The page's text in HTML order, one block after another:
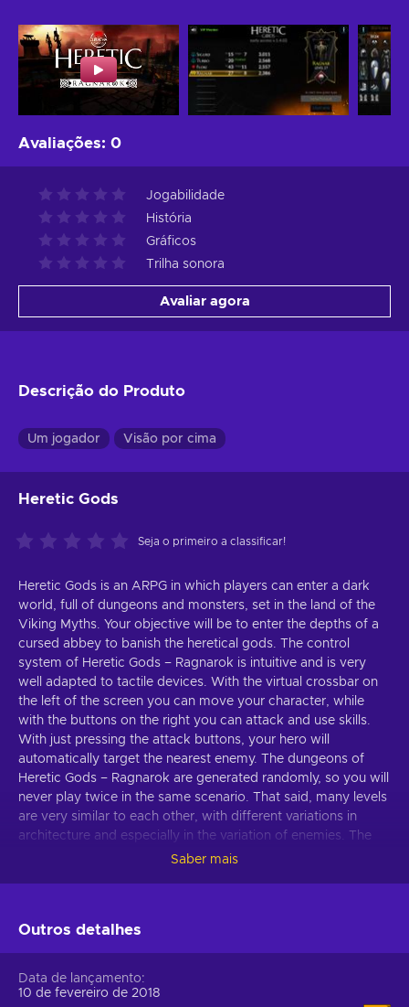
Avaliações: 0
Jogabilidade
História
Gráficos
Trilha sonora
Avaliar agora
Descrição do Produto
Um jogador Visão por cima
Heretic Gods
Seja o primeiro a classificar!
Heretic Gods is an ARPG in which players can enter a dark
world, full of dungeons and monsters, set in the land of the
Viking Myths. Your objective will be to enter the depths of a
cursed abbey to banish the heretical gods. The control
system of Heretic Gods – Ragnarok is intuitive and is very
well adapted to tactile devices. With the virtual crossbar on
the left of the screen you can move your character, while
with the buttons on the right you can attack and use skills.
With just pressing the attack buttons, your hero will
automatically target the nearest enemy. The dungeons of
Heretic Gods – Ragnarok are generated randomly, so you will
never play twice in the same scenario. That said, many levels
are very similar to each other, with different variations in
architecture and especially in the variation of enemies. The
more levels you raise, the deeper you dive into new
including axes, helmets, gloves, boots, armor, shields, bows,
swords, rings, and so on. In the village, in addition, we can
trade with its inhabitants or even craft your own items.
Heretic Gods – Ragnarok manages to successfully adapt the
Saber mais
Outros detalhes
Data de lançamento
10 de fevereiro de 2018